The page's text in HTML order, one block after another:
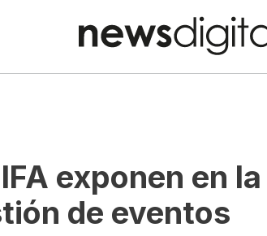
exponen en
de eventos